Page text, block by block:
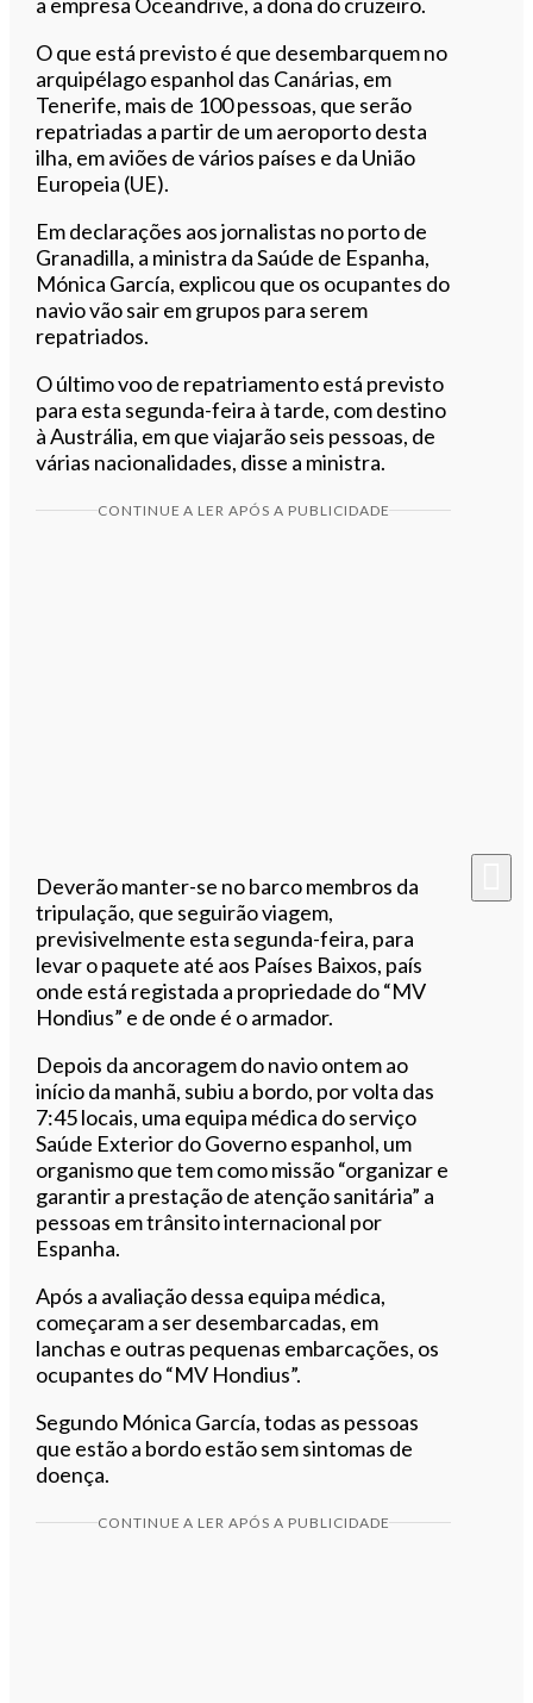
O que está previsto é que desembarquem no
arquipélago espanhol das Canárias, em
Tenerife, mais de 100 pessoas, que serão
repatriadas a partir de um aeroporto desta
ilha, em aviões de vários países e da União
Europeia (UE).
Em declarações aos jornalistas no porto de
Granadilla, a ministra da Saúde de Espanha,
Mónica García, explicou que os ocupantes do
navio vão sair em grupos para serem
repatriados.
O último voo de repatriamento está previsto
para esta segunda-feira à tarde, com destino
à Austrália, em que viajarão seis pessoas, de
várias nacionalidades, disse a ministra.
CONTINUE A LER APÓS A PUBLICIDADE
Deverão manter-se no barco membros da
tripulação, que seguirão viagem,
previsivelmente esta segunda-feira, para
levar o paquete até aos Países Baixos, país
onde está registada a propriedade do “MV
Hondius” e de onde é o armador.
Depois da ancoragem do navio ontem ao
início da manhã, subiu a bordo, por volta das
7:45 locais, uma equipa médica do serviço
Saúde Exterior do Governo espanhol, um
organismo que tem como missão “organizar e
garantir a prestação de atenção sanitária” a
pessoas em trânsito internacional por
Espanha.
Após a avaliação dessa equipa médica,
começaram a ser desembarcadas, em
lanchas e outras pequenas embarcações, os
ocupantes do “MV Hondius”.
Segundo Mónica García, todas as pessoas
que estão a bordo estão sem sintomas de
doença.
CONTINUE A LER APÓS A PUBLICIDADE